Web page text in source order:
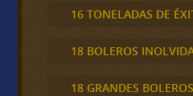
16 TONELADAS DE
18 BOLEROS
18 GRANDES BOLEROS